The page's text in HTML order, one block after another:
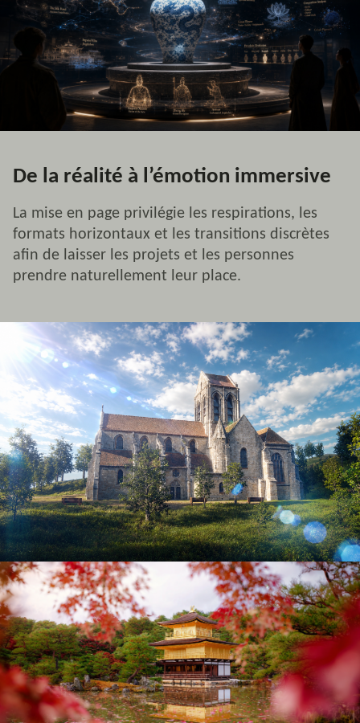
De la réalité à l’émotion immersive
La mise en page privilégie les respirations, les
formats horizontaux et les transitions discrètes
afin de laisser les projets et les personnes
prendre naturellement leur place.